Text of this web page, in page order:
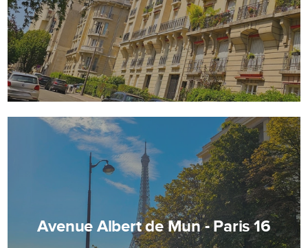
Avenue Albert de Mun - Paris 16